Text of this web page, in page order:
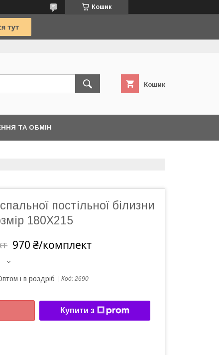
Кошик
Кошик
ТА ОБМІН
постільної білизни
180Х215
970 ₴/комплект
і в роздріб Код: 2690
Купити з